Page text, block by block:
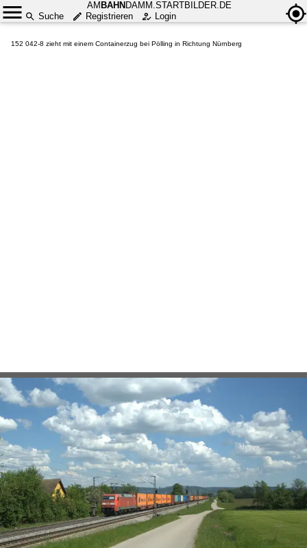
AM BAHN DAMM.STARTBILDER.DE
Suche
Registrieren Login
152 042-8 zieht mit einem Containerzug bei Pölling in Richtung Nürnberg